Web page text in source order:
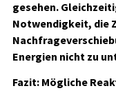
gesehen.
Notwendigkeit, die
Energien nicht zu
Fazit: Mögliche